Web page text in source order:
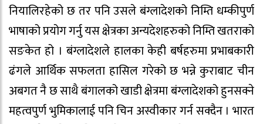
नियालिरहेको छ तर पनि उसले बंग्लादेशको निम्ति धम्कीपुर्ण
भाषाको प्रयोग गर्नु यस क्षेत्रका अन्यदेशहरुको निम्ति खतराको
सङकेत हो । बंग्लादेशले हालका केही बर्षहरुमा प्रभाबकारी
ढंगले आर्थिक सफलता हासिल गरेको छ भन्ने कुराबाट चीन
अबगत नै छ साथै बंगालको खाडी क्षेत्रमा बंग्लादेशको हुनसक्ने
महत्वपुर्ण भुमिकालाई पनि चिन अस्वीकार गर्न सक्दैन । भारत